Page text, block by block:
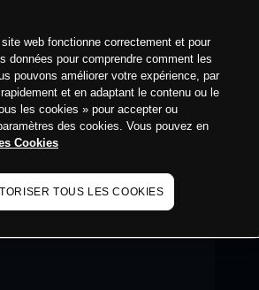
web fonctionne correctement et pour
données pour comprendre comment les
pouvons améliorer votre expérience, par
et en adaptant le contenu ou le
les cookies » pour accepter ou
des cookies. Vous pouvez en
Cookies
TOUS LES COOKIES